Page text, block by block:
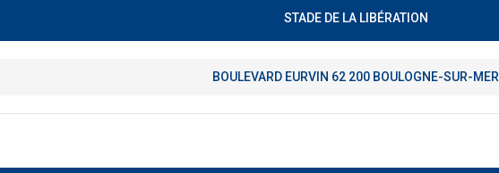
STADE DE LA LIBÉRATION
BOULEVARD EURVIN 62 200 BOULOGNE-SUR-MER